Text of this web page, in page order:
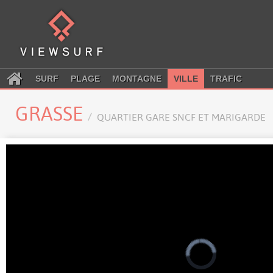
SURF PLAGE MONTAGNE VILLE TRAFIC
GRASSE QUARTIER GARE SNCF ET MARIGARDE